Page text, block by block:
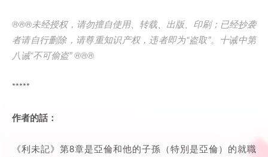
®®®未经授权，请勿擅自使用、转载、出版、印刷；已经抄袭
者请自行删除，请尊重知识产权，违者即为“盗取”。十诫中第
八诫“不可偷盗” ®®®
*****
作者的話：
《利未記》第8章是亞倫和他的子孫（特別是亞倫）的就職